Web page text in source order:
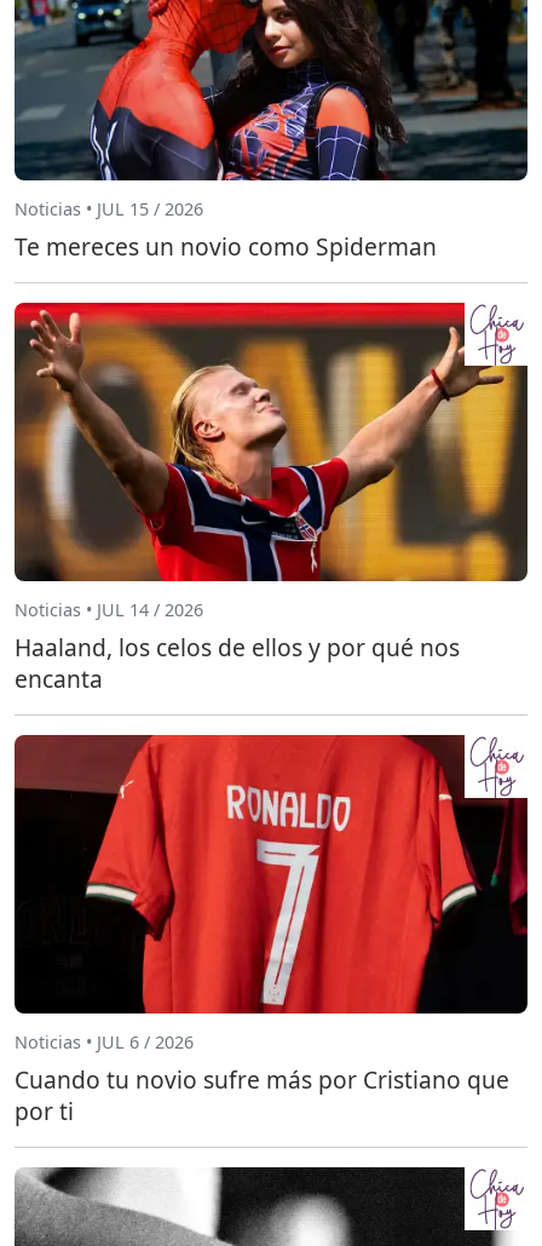
Noticias • JUL 15 / 2026
Te mereces un novio como Spiderman
Noticias • JUL 14 / 2026
Haaland, los celos de ellos y por qué nos
encanta
Noticias • JUL 6 / 2026
Cuando tu novio sufre más por Cristiano que
por ti